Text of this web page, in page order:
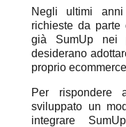
Negli ultimi anni
richieste da parte
già SumUp nei
desiderano
proprio
Per rispondere
sviluppato un
integrare